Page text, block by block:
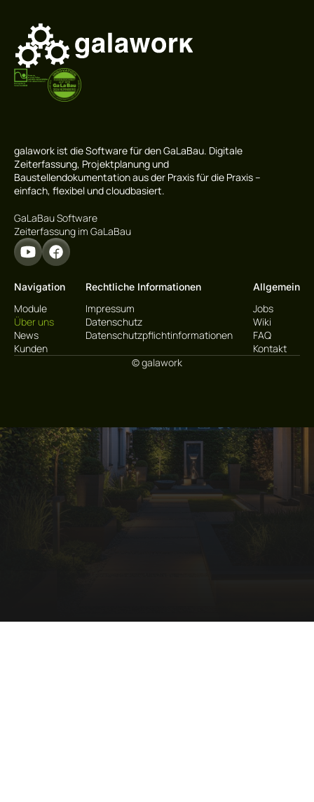
galawork ist die Software für den GaLaBau. Digitale
Zeiterfassung, Projektplanung und
Baustellendokumentation aus der Praxis für die Praxis –
einfach, flexibel und cloudbasiert.
GaLaBau Software
Zeiterfassung im GaLaBau
Navigation
Module
Über uns
News
Kunden
Allgemein
Jobs
Wiki
FAQ
Kontakt
Rechtliche Informationen
Impressum
Datenschutz
Datenschutzpflichtinformationen
© galawork